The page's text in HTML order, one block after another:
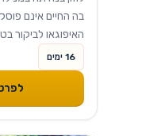
בה החיים אינם
האיפוגאו לביקור
שם תוכלו ללמוד
קצת היסטוריה...
16 ימים